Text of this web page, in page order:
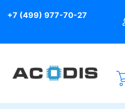
+7 (499) 977-70-27